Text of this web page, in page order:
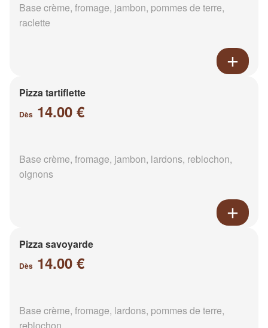
Base crème, fromage, jambon, pommes de terre,
raclette
Pizza tartiflette
Dès 14.00 €
Base crème, fromage, jambon, lardons, reblochon,
oignons
Pizza savoyarde
Dès 14.00 €
Base crème, fromage, lardons, pommes de terre,